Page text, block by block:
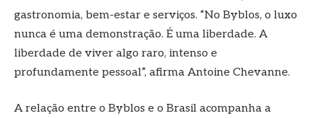
gastronomia, bem-estar e serviços. “No Byblos, o luxo
nunca é uma demonstração. É uma liberdade. A
liberdade de viver algo raro, intenso e
profundamente pessoal”, afirma Antoine Chevanne.
A relação entre o Byblos e o Brasil acompanha a